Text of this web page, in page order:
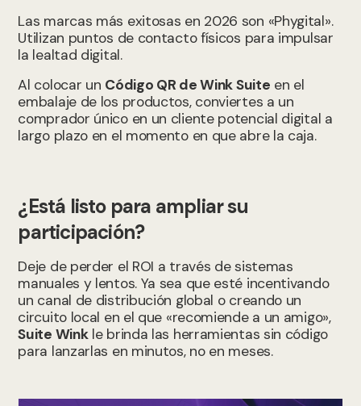
Las marcas más exitosas en 2026 son «Phygital».
Utilizan puntos de contacto físicos para impulsar
la lealtad digital.
Al colocar un Código QR de Wink Suite en el
embalaje de los productos, conviertes a un
comprador único en un cliente potencial digital a
largo plazo en el momento en que abre la caja.
¿Está listo para ampliar su
participación?
Deje de perder el ROI a través de sistemas
manuales y lentos. Ya sea que esté incentivando
un canal de distribución global o creando un
circuito local en el que «recomiende a un amigo»,
Suite Winkle brinda las herramientas sin código
para lanzarlas en minutos, no en meses.